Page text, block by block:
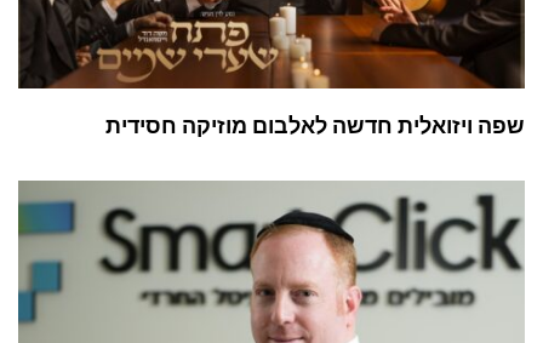
שפה ויזואלית חדשה לאלבום מוזיקה חסידית